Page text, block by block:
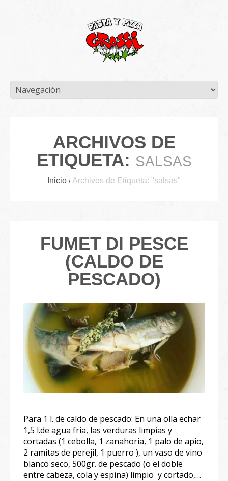
ARCHIVOS DE
ETIQUETA: SALSAS
Inicio Archivos de Etiqueta: "salsas"
FUMET DI PESCE
(CALDO DE
PESCADO)
Para 1 l. de caldo de pescado: En una olla echar
1,5 l.de agua fría, las verduras limpias y
cortadas (1 cebolla, 1 zanahoria, 1 palo de apio,
2 ramitas de perejil, 1 puerro ), un vaso de vino
blanco seco, 500gr. de pescado (o el doble
entre cabeza, cola y espina) limpio y cortado,…